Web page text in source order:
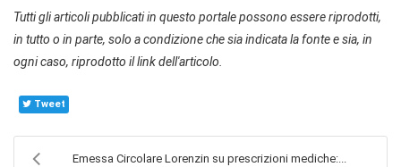
Tutti gli articoli pubblicati in questo portale possono essere riprodotti,
in tutto o in parte, solo a condizione che sia indicata la fonte e sia, in
ogni caso, riprodotto il link dell'articolo.
Tweet
Emessa Circolare Lorenzin su prescrizioni mediche:...